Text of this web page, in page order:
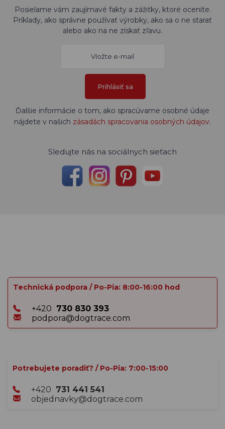
Posielame vám zaujímavé fakty a zážitky, ktoré oceníte.
Príklady, ako správne používať výrobky, ako sa o ne starať
alebo ako na ne získať zľavu.
Prihlásiť sa
Ďalšie informácie o tom, ako spracúvame osobné údaje
nájdete v našich zásadách spracovania osobných údajov.
Sledujte nás na sociálnych sieťach
Technická podpora / Po-Pia: 8:00-16:00 hod
+420 730 830 393
podpora@dogtrace.com
Potrebujete poradiť? / Po-Pia: 7:00-15:00
+420 731 441 541
objednavky@dogtrace.com